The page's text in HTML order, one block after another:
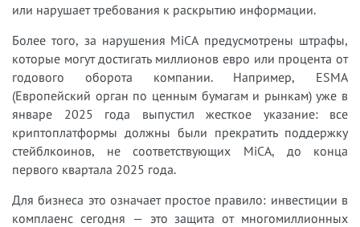
или нарушает требования к раскрытию информации.
Более того, за нарушения MiCA предусмотрены штрафы,
которые могут достигать миллионов евро или процента от
годового оборота компании. Например, ESMA
(Европейский орган по ценным бумагам и рынкам) уже в
январе 2025 года выпустил жесткое указание: все
криптоплатформы должны были прекратить поддержку
стейблкоинов, не соответствующих MiCA, до конца
первого квартала 2025 года.
Для бизнеса это означает простое правило: инвестиции в
комплаенс сегодня — это защита от многомиллионных